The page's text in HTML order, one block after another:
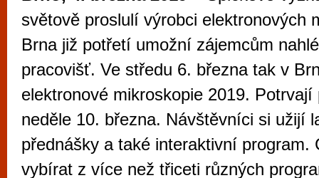
světově proslulí výrobci elektronových
Brna již potřetí umožní zájemcům
pracovišť. Ve středu 6. března tak v
elektronové mikroskopie 2019. Potrvají
neděle 10. března. Návštěvníci si užijí
přednášky a také interaktivní program.
vybírat z více než třiceti různých
Brno je
zajímavé
restaurace,
Mimo jiné je ale také místem, kde si
vyzkoušet různé kasinové hry. V
metropoli naleznete širokou nabídku her
po moderní automaty jak pro pravidelné
příležitostné hráče. V...